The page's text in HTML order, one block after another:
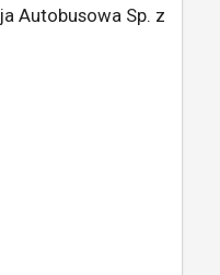
Autobusowa Sp. z